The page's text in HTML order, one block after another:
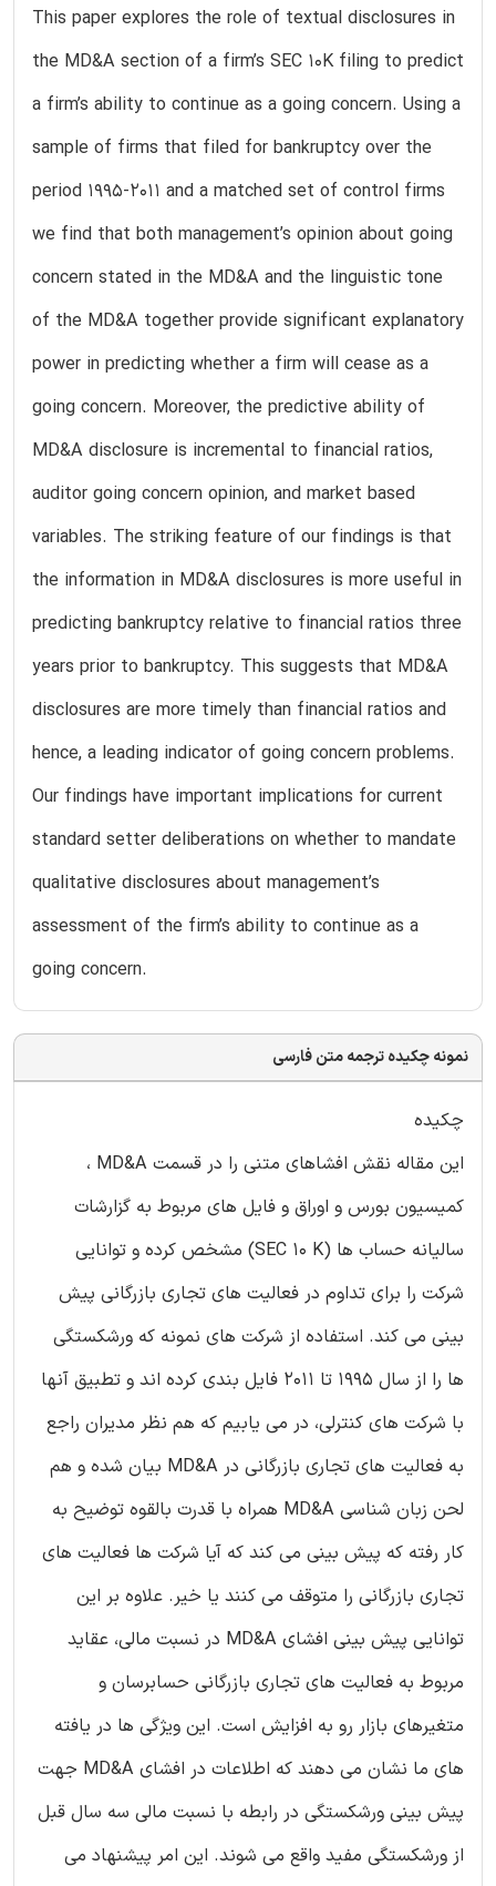
This paper explores the role of textual disclosures in
the MD&A section of a firm’s SEC 10K filing to predict
a firm’s ability to continue as a going concern. Using a
sample of firms that filed for bankruptcy over the
period 1995-2011 and a matched set of control firms
we find that both management’s opinion about going
concern stated in the MD&A and the linguistic tone
of the MD&A together provide significant explanatory
power in predicting whether a firm will cease as a
going concern. Moreover, the predictive ability of
MD&A disclosure is incremental to financial ratios,
auditor going concern opinion, and market based
variables. The striking feature of our findings is that
the information in MD&A disclosures is more useful in
predicting bankruptcy relative to financial ratios three
years prior to bankruptcy. This suggests that MD&A
disclosures are more timely than financial ratios and
hence, a leading indicator of going concern problems.
Our findings have important implications for current
standard setter deliberations on whether to mandate
qualitative disclosures about management’s
assessment of the firm’s ability to continue as a
going concern.
نمونه چکیده ترجمه متن فارسی
چکیده
این مقاله نقش افشاهای متنی را در قسمت MD&A ،
کمیسیون بورس و اوراق و فایل های مربوط به گزارشات
سالیانه حساب ها (SEC 10 K) مشخص کرده و توانایی
شرکت را برای تداوم در فعالیت های تجاری بازرگانی پیش
بینی می کند. استفاده از شرکت های نمونه که ورشکستگی
ها را از سال 1995 تا 2011 فایل بندی کرده اند و تطبیق آنها
با شرکت های کنترلی، در می یابیم که هم نظر مدیران راجع
به فعالیت های تجاری بازرگانی در MD&A بیان شده و هم
لحن زبان شناسی MD&A همراه با قدرت بالقوه توضیح به
کار رفته که پیش بینی می کند که آیا شرکت ها فعالیت های
تجاری بازرگانی را متوقف می کنند یا خیر. علاوه بر این
توانایی پیش بینی افشای MD&A در نسبت مالی، عقاید
مربوط به فعالیت های تجاری بازرگانی حسابرسان و
متغیرهای بازار رو به افزایش است. این ویژگی ها در یافته
های ما نشان می دهند که اطلاعات در افشای MD&A جهت
پیش بینی ورشکستگی در رابطه با نسبت مالی سه سال قبل
از ورشکستگی مفید واقع می شوند. این امر پیشنهاد می